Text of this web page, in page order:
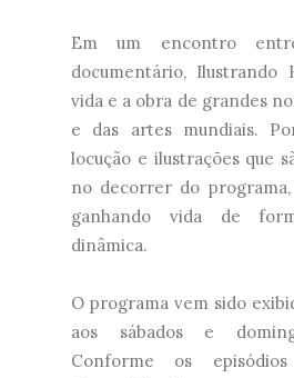
Em um encontro
documentário, Ilustrando
vida e a obra de grandes
e das artes mundiais.
locução e ilustrações que
no decorrer do
ganhando vida de
dinâmica.
O programa vem sido
aos sábados e
Conforme os